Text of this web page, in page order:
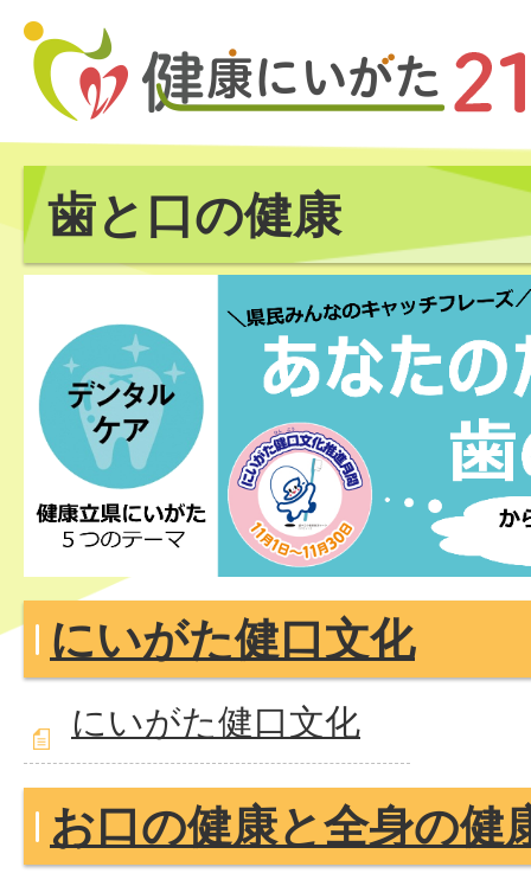
歯と口の健康
にいがた健口文化
にいがた健口文化
お口の健康と全身の健